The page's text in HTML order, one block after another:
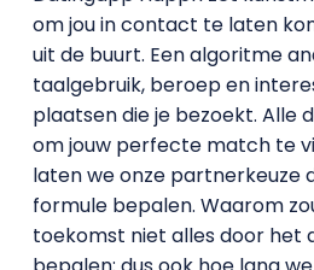
om jou in contact te laten
uit de buurt. Een algoritme
taalgebruik, beroep en
plaatsen die je bezoekt. Alle
om jouw perfecte match te
laten we onze partnerkeuze
formule bepalen. Waarom
toekomst niet alles door het